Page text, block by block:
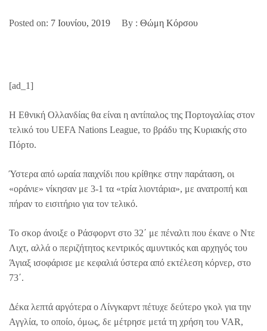
Posted on: 7 Ιουνίου, 2019 By : Θώμη Κόρσου
[ad_1]
Η Εθνική Ολλανδίας θα είναι η αντίπαλος της Πορτογαλίας στον
τελικό του UEFA Nations League, το βράδυ της Κυριακής στο
Πόρτο.
Ύστερα από ωραία παιχνίδι που κρίθηκε στην παράταση, οι
«οράνιε» νίκησαν με 3-1 τα «τρία λιοντάρια», με ανατροπή και
πήραν το εισιτήριο για τον τελικό.
Το σκορ άνοιξε ο Ράσφορντ στο 32΄ με πέναλτι που έκανε ο Ντε
Λιχτ, αλλά ο περιζήτητος κεντρικός αμυντικός και αρχηγός του
Άγιαξ ισοφάρισε με κεφαλιά ύστερα από εκτέλεση κόρνερ, στο
73΄.
Δέκα λεπτά αργότερα ο Λίνγκαρντ πέτυχε δεύτερο γκολ για την
Αγγλία, το οποίο, όμως, δε μέτρησε μετά τη χρήση του VAR,